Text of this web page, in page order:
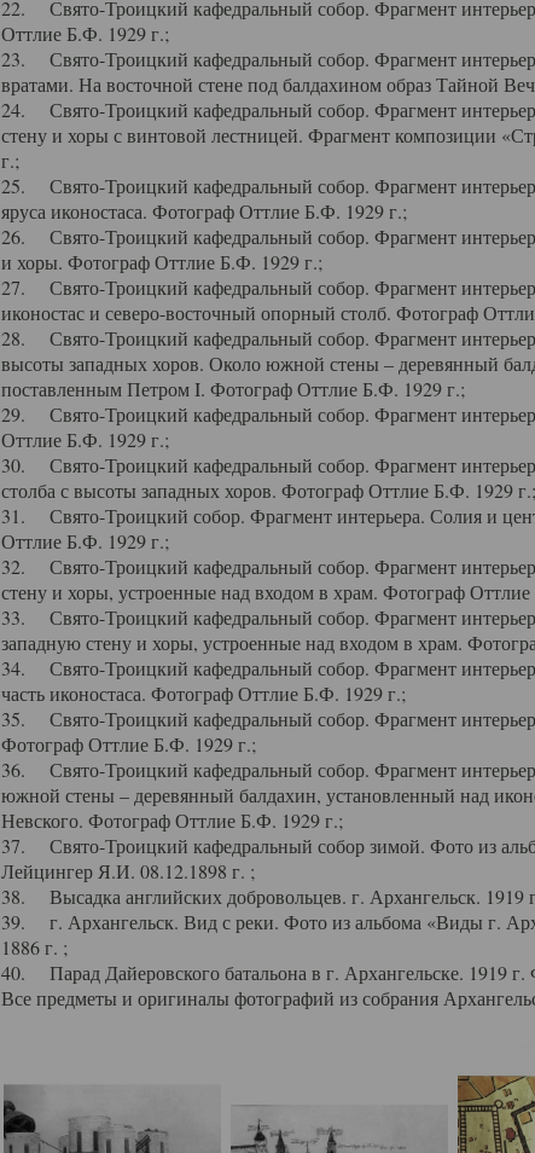
22. Свято-Троицкий кафедральный собор. Фрагмент
Оттлие Б.Ф. 1929 г.;
23. Свято-Троицкий кафедральный собор. Фрагмент
вратами. На восточной стене под балдахином образ Тайной
24. Свято-Троицкий кафедральный собор. Фрагмент
стену и хоры с винтовой лестницей. Фрагмент композиции
г.;
25. Свято-Троицкий кафедральный собор. Фрагмент
яруса иконостаса. Фотограф Оттлие Б.Ф. 1929 г.;
26. Свято-Троицкий кафедральный собор. Фрагмент
и хоры. Фотограф Оттлие Б.Ф. 1929 г.;
27. Свято-Троицкий кафедральный собор. Фрагмент
иконостас и северо-восточный опорный столб. Фотограф
28. Свято-Троицкий кафедральный собор. Фрагмент
высоты западных хоров. Около южной стены – деревянный
поставленным Петром I. Фотограф Оттлие Б.Ф. 1929 г.;
29. Свято-Троицкий кафедральный собор. Фрагмент
Оттлие Б.Ф. 1929 г.;
30. Свято-Троицкий кафедральный собор. Фрагмент
столба с высоты западных хоров. Фотограф Оттлие Б.Ф. 1929 г.;
31. Свято-Троицкий собор. Фрагмент интерьера. Солия и
Оттлие Б.Ф. 1929 г.;
32. Свято-Троицкий кафедральный собор. Фрагмент
стену и хоры, устроенные над входом в храм. Фотограф
33. Свято-Троицкий кафедральный собор. Фрагмент
западную стену и хоры, устроенные над входом в храм.
34. Свято-Троицкий кафедральный собор. Фрагмент
часть иконостаса. Фотограф Оттлие Б.Ф. 1929 г.;
35. Свято-Троицкий кафедральный собор. Фрагмент
Фотограф Оттлие Б.Ф. 1929 г.;
36. Свято-Троицкий кафедральный собор. Фрагмент
южной стены – деревянный балдахин, установленный над
Невского. Фотограф Оттлие Б.Ф. 1929 г.;
37. Свято-Троицкий кафедральный собор зимой. Фото из
Лейцингер Я.И. 08.12.1898 г. ;
38. Высадка английских добровольцев. г. Архангельск.
39. г. Архангельск. Вид с реки. Фото из альбома «Виды г.
1886 г. ;
40. Парад Дайеровского батальона в г. Архангельске. 1919
Все предметы и оригиналы фотографий из собрания